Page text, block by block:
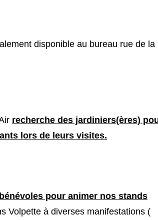
disponible au bureau rue de la
recherche des jardiniers(ères)
lors de leurs visites.
bénévoles pour animer nos stands
Volpette à diverses manifestations (